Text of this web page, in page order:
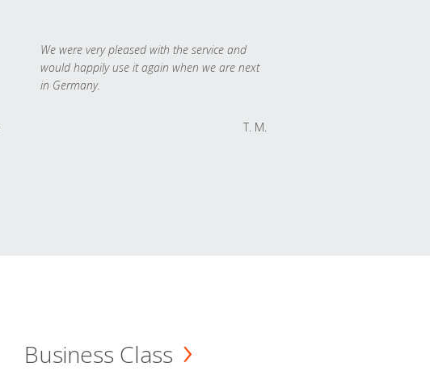
We were very pleased with the service and
would happily use it again when we are next
in Germany.
T. M.
Business Class